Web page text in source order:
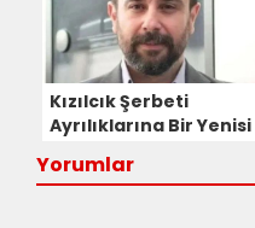
Kızılcık Şerbeti
Ayrılıklarına Bir Yenisi
Memili Diziye Veda
Yorumlar